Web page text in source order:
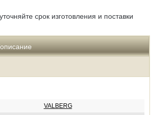
срок изготовления и поставки
VALBERG